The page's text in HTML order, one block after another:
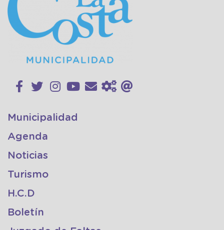
Municipalidad
Agenda
Noticias
Turismo
H.C.D
Boletín